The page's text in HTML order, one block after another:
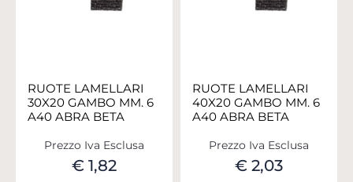
RUOTE LAMELLARI
30X20 GAMBO MM. 6
A40 ABRA BETA
Prezzo Iva Esclusa
€ 1,82
RUOTE LAMELLARI
40X20 GAMBO MM. 6
A40 ABRA BETA
Prezzo Iva Esclusa
€ 2,03